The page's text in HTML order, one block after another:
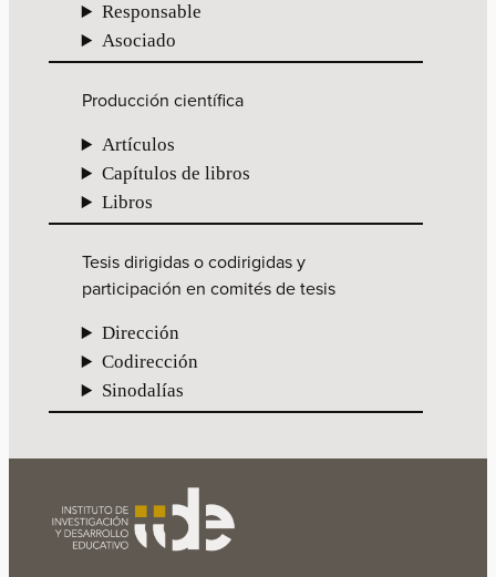
Responsable
Asociado
Producción científica
Artículos
Capítulos de libros
Libros
Tesis dirigidas o codirigidas y
participación en comités de tesis
Dirección
Codirección
Sinodalías